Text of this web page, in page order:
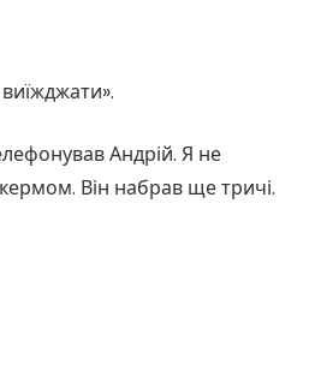
Андрій. Я не
Він набрав ще тричі.